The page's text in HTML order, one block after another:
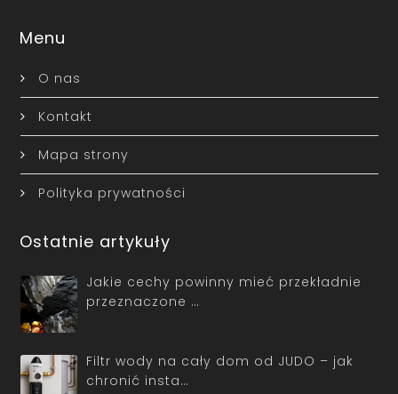
Menu
O nas
Kontakt
Mapa strony
Polityka prywatności
Ostatnie artykuły
Jakie cechy powinny mieć przekładnie
przeznaczone …
Filtr wody na cały dom od JUDO – jak
chronić insta…